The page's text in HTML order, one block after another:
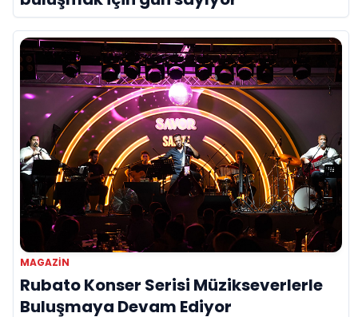
MAGAZIN
Rubato Konser Serisi Müzikseverlerle
Buluşmaya Devam Ediyor